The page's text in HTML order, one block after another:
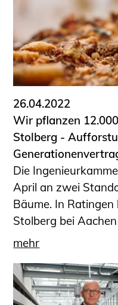
26.04.2022
Wir pflanzen
Stolberg -
Die
April an zwei
Bäume. In
Stolberg bei
mehr